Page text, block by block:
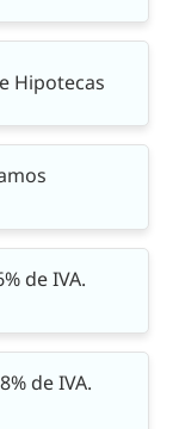
Hipotecas
de IVA.
de IVA.